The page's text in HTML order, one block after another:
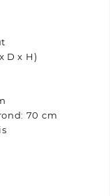
D x H)
70 cm